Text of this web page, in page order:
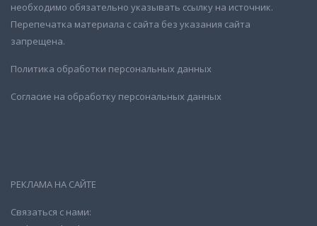
необходимо обязательно указывать ссылку на источник.
Перепечатка материала с сайта без указания сайта
запрещена.
Политика обработки персональных данных
Согласие на обработку персональных данных
РЕКЛАМА НА САЙТЕ
Связаться с нами: